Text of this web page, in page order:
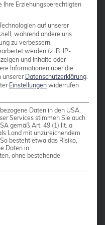
stellt
um sich an
Die
Faktors findet
Verbreitung
Bundesamt
nicht
Ihre Erziehungsberechtigten
auf unserer
während andere uns
zu verbessern.
werden (z. B. IP-
und Inhalte oder
Informationen über die
unserer Datenschutzerklärung
Einstellungen widerrufen
Daten in den USA.
Services stimmen Sie auch
gemäß Art. 49 (1) lit. a
Land mit unzureichendem
besteht etwa das Risiko,
Daten in
ohne bestehende
Gruppen, für die